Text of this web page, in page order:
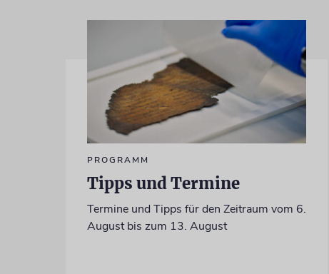
PROGRAMM
Tipps und Termine
Termine und Tipps für den Zeitraum vom 6.
August bis zum 13. August